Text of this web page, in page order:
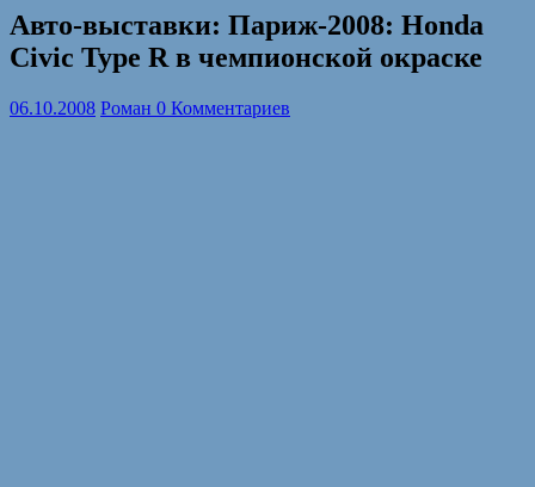
Авто-выставки: Париж-2008: Honda
Civic Type R в чемпионской окраске
06.10.2008 Роман 0 Комментариев